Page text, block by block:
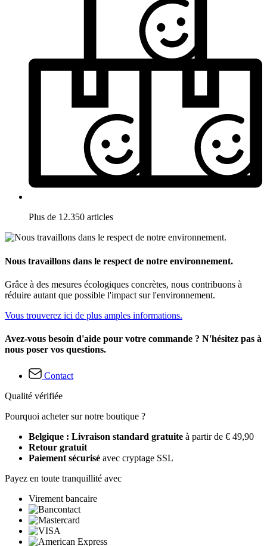
Plus de 12.350 articles
Nous travaillons dans le respect de notre environnement.
Grâce à des mesures écologiques concrètes, nous contribuons à
réduire autant que possible l'impact sur l'environnement.
Vous trouverez ici de plus amples informations.
Avez-vous besoin d'aide pour votre commande ? N'hésitez pas à
nous poser vos questions.
Contact
Qualité vérifiée
Pourquoi acheter sur notre boutique ?
Belgique : Livraison standard gratuite à partir de € 49,90
Retour gratuit
Paiement sécurisé avec cryptage SSL
Payez en toute tranquillité avec
Virement bancaire